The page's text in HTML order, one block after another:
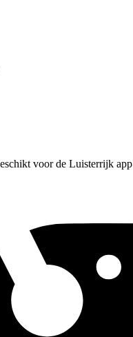
voor de Luisterrijk app